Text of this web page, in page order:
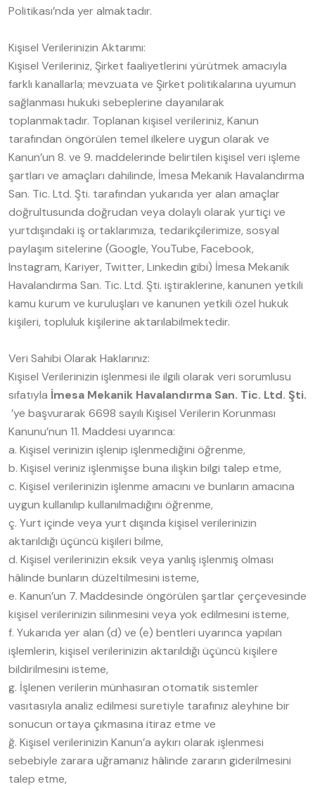
Politikası’nda yer almaktadır.
Kişisel Verilerinizin Aktarımı:
Kişisel Verileriniz, Şirket faaliyetlerini yürütmek amacıyla
farklı kanallarla; mevzuata ve Şirket politikalarına uyumun
sağlanması hukuki sebeplerine dayanılarak
toplanmaktadır. Toplanan kişisel verileriniz, Kanun
tarafından öngörülen temel ilkelere uygun olarak ve
Kanun’un 8. ve 9. maddelerinde belirtilen kişisel veri işleme
şartları ve amaçları dahilinde, İmesa Mekanik Havalandırma
San. Tic. Ltd. Şti. tarafından yukarıda yer alan amaçlar
doğrultusunda doğrudan veya dolaylı olarak yurtiçi ve
yurtdışındaki iş ortaklarımıza, tedarikçilerimize, sosyal
paylaşım sitelerine (Google, YouTube, Facebook,
Instagram, Kariyer, Twitter, Linkedin gibi) İmesa Mekanik
Havalandırma San. Tic. Ltd. Şti. iştiraklerine, kanunen yetkili
kamu kurum ve kuruluşları ve kanunen yetkili özel hukuk
kişileri, topluluk kişilerine aktarılabilmektedir.
Veri Sahibi Olarak Haklarınız:
Kişisel Verilerinizin işlenmesi ile ilgili olarak veri sorumlusu
sıfatıyla İmesa Mekanik Havalandırma San. Tic. Ltd. Şti.
’ye başvurarak 6698 sayılı Kişisel Verilerin Korunması
Kanunu’nun 11. Maddesi uyarınca:
a. Kişisel verinizin işlenip işlenmediğini öğrenme,
b. Kişisel veriniz işlenmişse buna ilişkin bilgi talep etme,
c. Kişisel verilerinizin işlenme amacını ve bunların amacına
uygun kullanılıp kullanılmadığını öğrenme,
ç. Yurt içinde veya yurt dışında kişisel verilerinizin
aktarıldığı üçüncü kişileri bilme,
d. Kişisel verilerinizin eksik veya yanlış işlenmiş olması
hâlinde bunların düzeltilmesini isteme,
e. Kanun’un 7. Maddesinde öngörülen şartlar çerçevesinde
kişisel verilerinizin silinmesini veya yok edilmesini isteme,
f. Yukarıda yer alan (d) ve (e) bentleri uyarınca yapılan
işlemlerin, kişisel verilerinizin aktarıldığı üçüncü kişilere
bildirilmesini isteme,
g. İşlenen verilerin münhasıran otomatik sistemler
vasıtasıyla analiz edilmesi suretiyle tarafınız aleyhine bir
sonucun ortaya çıkmasına itiraz etme ve
ğ. Kişisel verilerinizin Kanun’a aykırı olarak işlenmesi
sebebiyle zarara uğramanız hâlinde zararın giderilmesini
talep etme,